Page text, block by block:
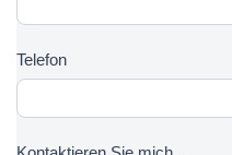
o
r
m
Telefon